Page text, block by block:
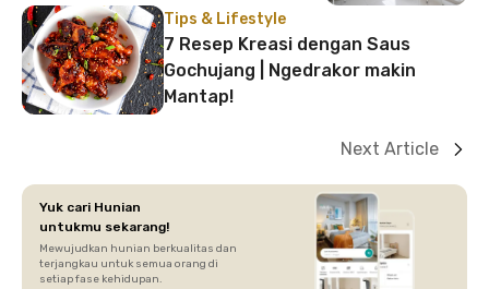
Strategis
Tips & Lifestyle
7 Resep Kreasi dengan Saus
Gochujang | Ngedrakor makin
Mantap!
Next Article
Yuk cari Hunian
untukmu sekarang!
Mewujudkan hunian berkualitas dan
terjangkau untuk semua orang di
setiap fase kehidupan.